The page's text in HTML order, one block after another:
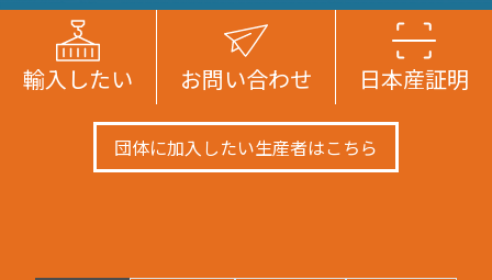
輸入したい お問い合わせ 日本産証明
団体に加入したい生産者はこちら